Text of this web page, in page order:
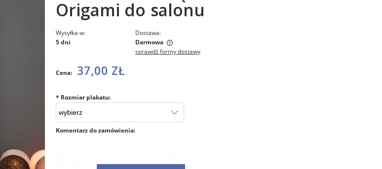
Origami do salonu
Wysyłka w:
5 dni
Dostawa:
Darmowa
kosztów płatności
sprawdź formy dostawy
Cena: 37,00 ZŁ
* Rozmiar plakatu:
Komentarz do zamówienia: